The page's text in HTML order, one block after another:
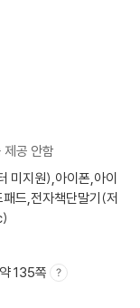
제공 안함
미지원),아이폰,아이
드,전자책단말기(저
135쪽